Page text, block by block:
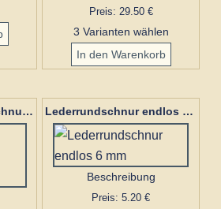
Preis: 29.50 €
3 Varianten wählen
10 Meter Lederrundschnur endlos 6 mm Lederrundschnur endlos 6 mm
Beschreibung
Preis: 5.20 €